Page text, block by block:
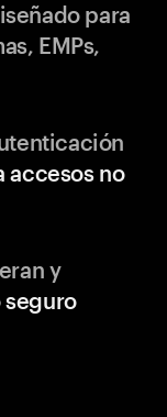
para
EMPs,
accesos no
y
seguro